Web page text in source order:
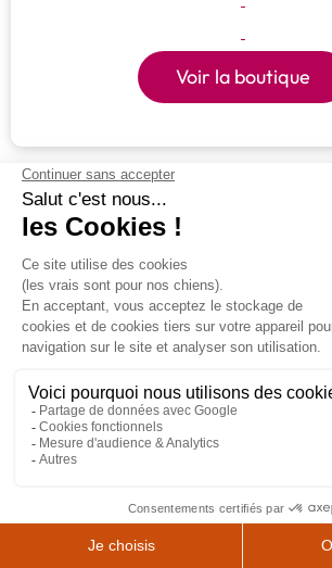
Voir la boutique
École de Chiens Guides